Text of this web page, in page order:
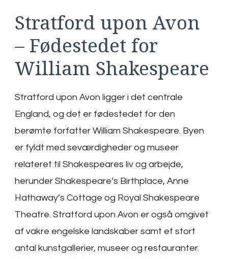
Stratford upon Avon
– Fødestedet for
William Shakespeare
Stratford upon Avon ligger i det centrale
England, og det er fødestedet for den
berømte forfatter William Shakespeare. Byen
er fyldt med seværdigheder og museer
relateret til Shakespeares liv og arbejde,
herunder Shakespeare’s Birthplace, Anne
Hathaway’s Cottage og Royal Shakespeare
Theatre. Stratford upon Avon er også omgivet
af vakre engelske landskaber samt et stort
antal kunstgallerier, museer og restauranter.